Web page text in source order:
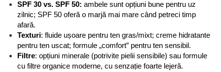
SPF 30 vs. SPF 50: ambele sunt opțiuni bune pentru uz
zilnic; SPF 50 oferă o marjă mai mare când petreci timp
afară.
Texturi: fluide ușoare pentru ten gras/mixt; creme hidratante
pentru ten uscat; formule „comfort” pentru ten sensibil.
Filtre: opțiuni minerale (potrivite pielii sensibile) sau formule
cu filtre organice moderne, cu senzație foarte lejeră.